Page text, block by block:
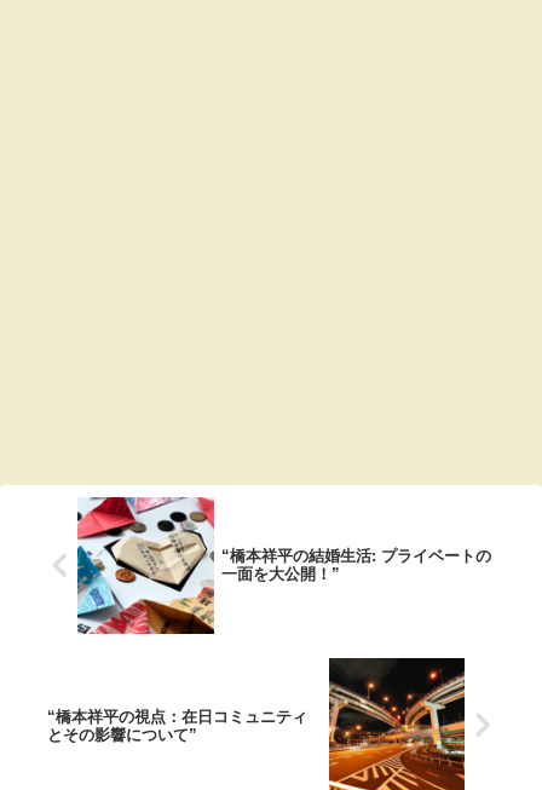
“橋本祥平の結婚生活: プライベートの
一面を大公開！”
“橋本祥平の視点：在日コミュニティ
とその影響について”